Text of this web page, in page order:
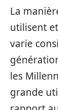
La
utilisent
varie
les
grande